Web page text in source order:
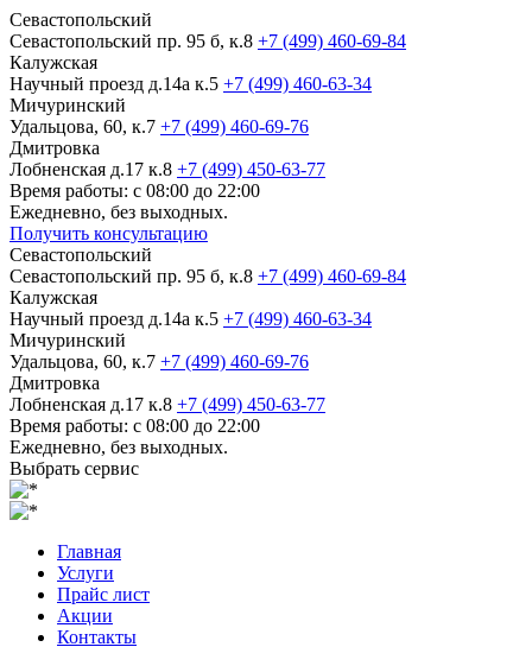
Севастопольский
Севастопольский пр. 95 б, к.8 +7 (499) 460-69-84
Калужская
Научный проезд д.14а к.5 +7 (499) 460-63-34
Мичуринский
Удальцова, 60, к.7 +7 (499) 460-69-76
Дмитровка
Лобненская д.17 к.8 +7 (499) 450-63-77
Время работы: с 08:00 до 22:00
Ежедневно, без выходных.
Получить консультацию
Севастопольский
Севастопольский пр. 95 б, к.8 +7 (499) 460-69-84
Калужская
Научный проезд д.14а к.5 +7 (499) 460-63-34
Мичуринский
Удальцова, 60, к.7 +7 (499) 460-69-76
Дмитровка
Лобненская д.17 к.8 +7 (499) 450-63-77
Время работы: с 08:00 до 22:00
Ежедневно, без выходных.
Выбрать сервис
Главная
Услуги
Прайс лист
Акции
Контакты